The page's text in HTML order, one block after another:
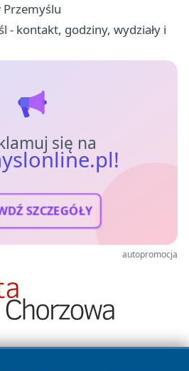
Przemyślu
- kontakt, godziny, wydziały i
się na
SZCZEGÓŁY
autopromocja